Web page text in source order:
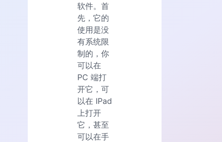
软件。首
先，它的
使用是没
有系统限
制的，你
可以在
PC 端打
开它，可
以在 IPad
上打开
它，甚至
可以在手